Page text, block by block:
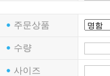
주문상품
수량
사이즈